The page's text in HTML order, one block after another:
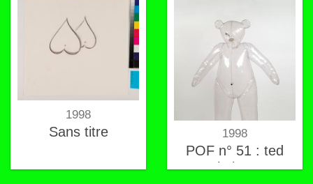
1998
Sans titre 1998
POF n° 51 : ted
hyber